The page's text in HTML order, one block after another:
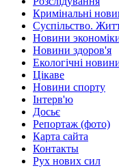
Кримінальні
Суспільство.
Новини
Новини здоров'я
Екологічні
Цікаве
Новини спорту
Інтерв'ю
Досьє
Репортаж (фото)
Карта сайта
Контакты
Рух нових сил